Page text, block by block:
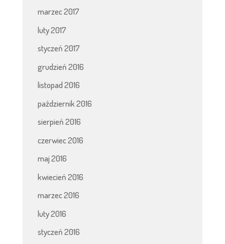
marzec 2017
luty 2017
styczeń 2017
grudzień 2016
listopad 2016
październik 2016
sierpień 2016
czerwiec 2016
maj 2016
kwiecień 2016
marzec 2016
luty 2016
styczeń 2016